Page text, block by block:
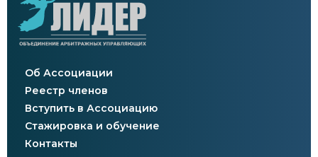
Об Ассоциации
Реестр членов
Вступить в Ассоциацию
Стажировка и обучение
Контакты